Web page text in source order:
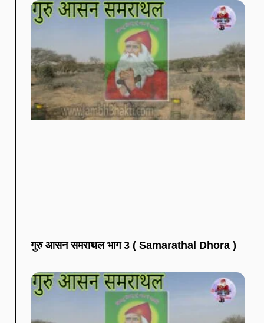
गुरु आसन समराथल भाग 3 ( Samarathal Dhora )